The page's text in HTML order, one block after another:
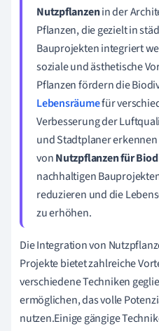
Nutzpflanzenin der
Pflanzen, die gezielt in
Bauprojekten integriert
soziale und ästhetische
Pflanzen fördern die
Lebensräumefür
Verbesserung der
und Stadtplaner
vonNutzpflanzen für
nachhaltigen
reduzieren und die
zu erhöhen.
Die Integration von
Projekte bietet zahlreiche
verschiedene Techniken
ermöglichen, das volle
nutzen.Einige gängige